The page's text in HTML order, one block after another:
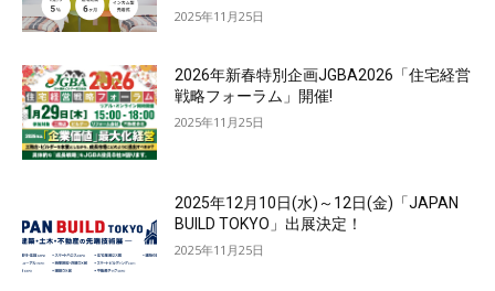
2025年11月25日
2026年新春特別企画JGBA2026「住宅経営
戦略フォーラム」開催!
2025年11月25日
2025年12月10日(水)～12日(金)「JAPAN
BUILD TOKYO」出展決定！
2025年11月25日